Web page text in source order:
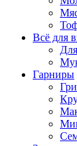
Всё для
Гарниры